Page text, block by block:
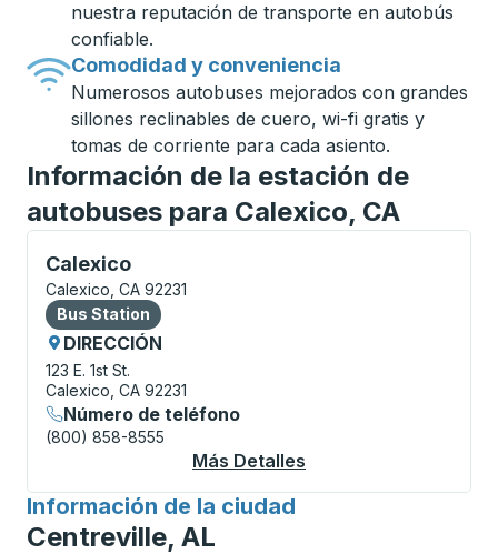
nuestra reputación de transporte en autobús
confiable.
Comodidad y conveniencia
Numerosos autobuses mejorados con grandes
sillones reclinables de cuero, wi-fi gratis y
tomas de corriente para cada asiento.
Información de la estación de
autobuses para Calexico, CA
Calexico
Bus Station, utilice las teclas de flecha o la tecla
Calexico, CA 92231
Bus Station
Bus Station
DIRECCIÓN
123 E. 1st St.
Calexico, CA 92231
Número de teléfono
(800) 858-8555
Más Detalles
Información de la ciudad
para
Centreville, AL